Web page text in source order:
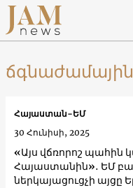
«Այս վճռորոշ պահին
Հայաստանին»․ ԵՄ
ներկայացուցչի այցը
Հայաստան-ԵՄ
30 Հունիսի, 2025